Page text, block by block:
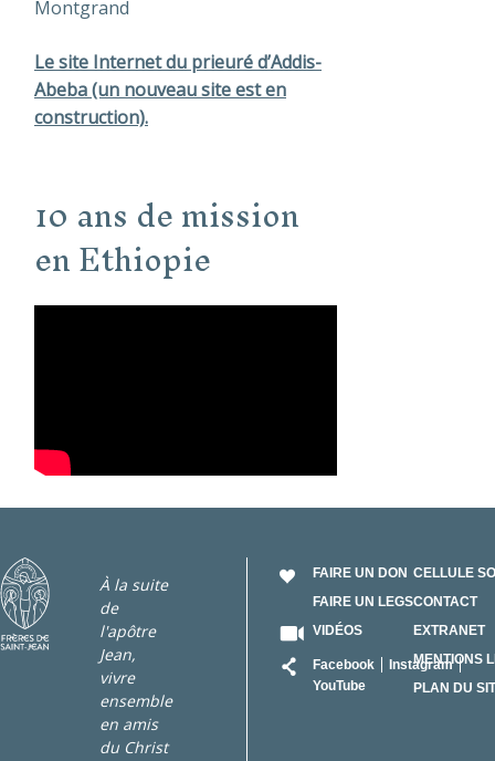
Montgrand
Le site Internet du prieuré d’Addis-
Abeba (un nouveau site est en
construction).
10 ans de mission
en Ethiopie
À la suite
de
l'apôtre
Jean,
vivre
ensemble
en amis
du Christ
FAIRE UN DON
FAIRE UN LEGS
VIDÉOS
Facebook
Instagram
YouTube
CELLULE
CONTACT
EXTRANET
MENTIONS
PLAN DU